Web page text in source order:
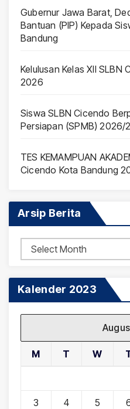
Gubernur Jawa Barat,
Bantuan (PIP) Kepada
Bandung
Kelulusan Kelas XII SLBN
2026
Siswa SLBN Cicendo
Persiapan (SPMB) 2026/
TES KEMAMPUAN
Cicendo Kota Bandung
Arsip Berita
Arsip
Berita
Kalender 2023
M T W
3 4 5